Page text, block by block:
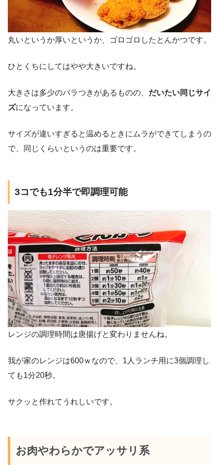
丸いというか厚いというか、ゴロゴロしたとんかつです。
ひとくちにしてはやや大きいですね。
大きさは多少のバラつきがあるものの、 だいたい同じサイ
ズになっています。
サイズが違いすぎると温めるときにムラができてしまうの
で、同じくらいというのは重要です。
3コでも1分半で即調理可能
レンジの調理時間は唐揚げと変わりませんね。
我が家のレンジは600ｗなので、1人ランチ用に3個調理し
ても1分20秒。
サクッと作れてうれしいです。
お肉やわらかでアッサリ系